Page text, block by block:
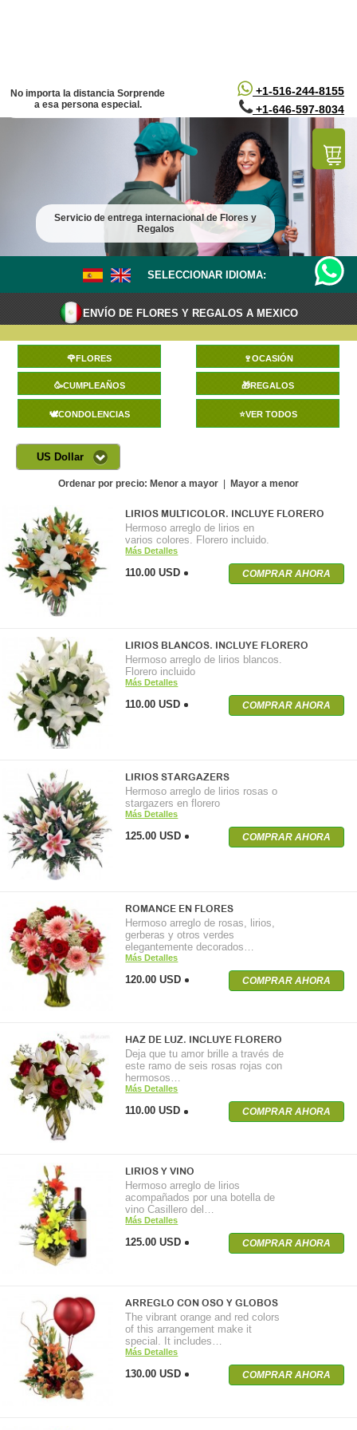
+1-516-244-8155
+1-646-597-8034
No importa la distancia Sorprende
a esa persona especial.
Servicio de entrega internacional de Flores y
Regalos
SELECCIONAR IDIOMA:
ENVÍO DE FLORES Y REGALOS A MEXICO
🌹FLORES 🍷OCASIÓN
🥳CUMPLEAÑOS 🎁REGALOS
🕊️CONDOLENCIAS ⭐VER TODOS
US Dollar
Ordenar por precio: Menor a mayor Mayor a menor
LIRIOS MULTICOLOR. INCLUYE FLORERO
Hermoso arreglo de lirios en
varios colores. Florero incluido.
Más Detalles
110.00 USD COMPRAR AHORA
LIRIOS BLANCOS. INCLUYE FLORERO
Hermoso arreglo de lirios blancos.
Florero incluido
Más Detalles
110.00 USD COMPRAR AHORA
LIRIOS STARGAZERS
Hermoso arreglo de lirios rosas o
stargazers en florero
Más Detalles
125.00 USD COMPRAR AHORA
ROMANCE EN FLORES
Hermoso arreglo de rosas, lirios,
gerberas y otros verdes
elegantemente decorados…
Más Detalles
120.00 USD COMPRAR AHORA
HAZ DE LUZ. INCLUYE FLORERO
Deja que tu amor brille a través de
este ramo de seis rosas rojas con
hermosos…
Más Detalles
110.00 USD COMPRAR AHORA
LIRIOS Y VINO
Hermoso arreglo de lirios
acompañados por una botella de
vino Casillero del…
Más Detalles
125.00 USD COMPRAR AHORA
ARREGLO CON OSO Y GLOBOS
The vibrant orange and red colors
of this arrangement make it
special. It includes…
Más Detalles
130.00 USD COMPRAR AHORA